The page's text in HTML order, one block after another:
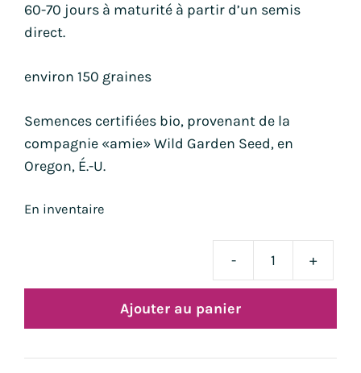
60-70 jours à maturité à partir d’un semis
direct.
environ 150 graines
Semences certifiées bio, provenant de la
compagnie «amie» Wild Garden Seed, en
Oregon, É.-U.
En inventaire
-
de
+
Ajouter au panier